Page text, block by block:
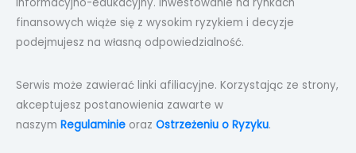
finansowych wiąże się z wysokim ryzykiem i decyzje
podejmujesz na własną odpowiedzialność.
Serwis może zawierać linki afiliacyjne. Korzystając ze strony,
akceptujesz postanowienia zawarte w
naszym Regulaminie oraz Ostrzeżeniu o Ryzyku.